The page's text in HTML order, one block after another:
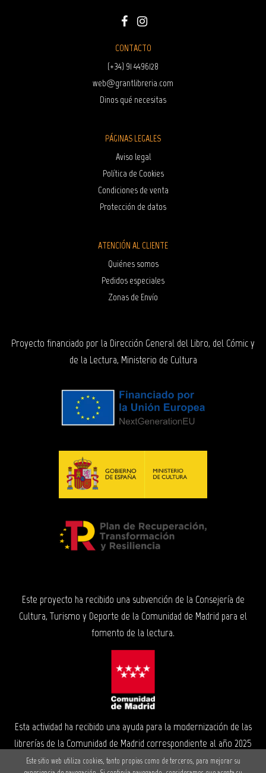
CONTACTO
(+34) 91 4496128
web@grantlibreria.com
Dinos qué necesitas
PÁGINAS LEGALES
Aviso legal
Política de Cookies
Condiciones de venta
Protección de datos
ATENCIÓN AL CLIENTE
Quiénes somos
Pedidos especiales
Zonas de Envío
Proyecto financiado por la Dirección General del Libro, del Cómic y
de la Lectura, Ministerio de Cultura
Este proyecto ha recibido una subvención de la Consejería de
Cultura, Turismo y Deporte de la Comunidad de Madrid para el
fomento de la lectura.
Esta actividad ha recibido una ayuda para la modernización de las
librerías de la Comunidad de Madrid correspondiente al año 2025
Este sitio web utiliza cookies, tanto propias como de terceros, para mejorar su